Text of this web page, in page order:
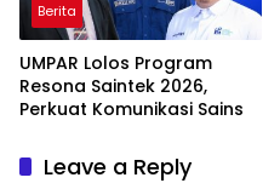
Berita
UMPAR Lolos Program
Resona Saintek 2026,
Perkuat Komunikasi Sains
Leave a Reply